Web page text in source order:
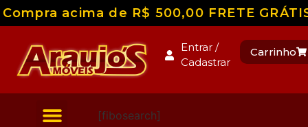
acima de R$ 500,00 FRETE
Entrar /
Cadastrar
Carrinho
[fibosearch]